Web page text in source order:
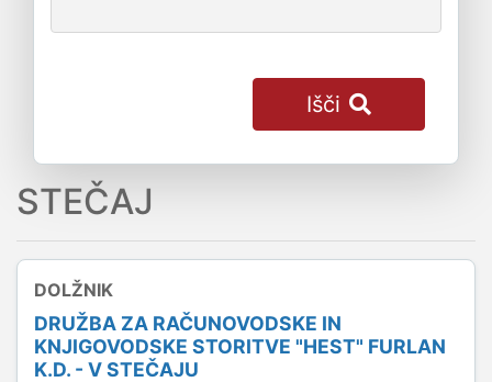
Išči
STEČAJ
DOLŽNIK
DRUŽBA ZA RAČUNOVODSKE IN
KNJIGOVODSKE STORITVE "HEST" FURLAN
K.D. - V STEČAJU